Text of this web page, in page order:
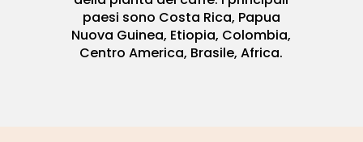
paesi sono Costa Rica, Papua
Nuova Guinea, Etiopia, Colombia,
Centro America, Brasile, Africa.